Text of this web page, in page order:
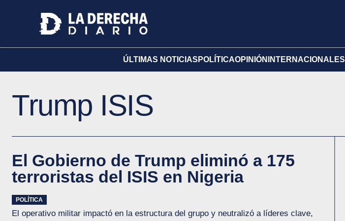
ÚLTIMAS NOTICIAS POLÍTICAOPINIÓN INTERNACIONALES
Trump ISIS
El Gobierno de Trump eliminó a 175
terroristas del ISIS en Nigeria
POLÍTICA
El operativo militar impactó en la estructura del grupo y neutralizó a líderes clave,